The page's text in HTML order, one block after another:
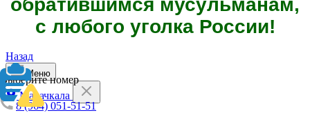
обратившимся мусульманам,
с любого уголка России!
Назад
Выберите номер
8 (964) 051-51-51
Меню
Махачкала